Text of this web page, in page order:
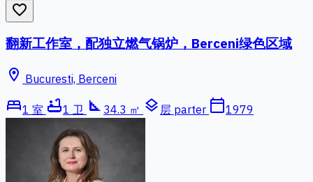
favorite_border
翻新工作室，配独立燃气锅炉，Berceni绿色区域
location_on Bucuresti, Berceni
bed1 室 bathtub1 卫 square_foot 34.3 ㎡ layers 层 parter calendar_today1979